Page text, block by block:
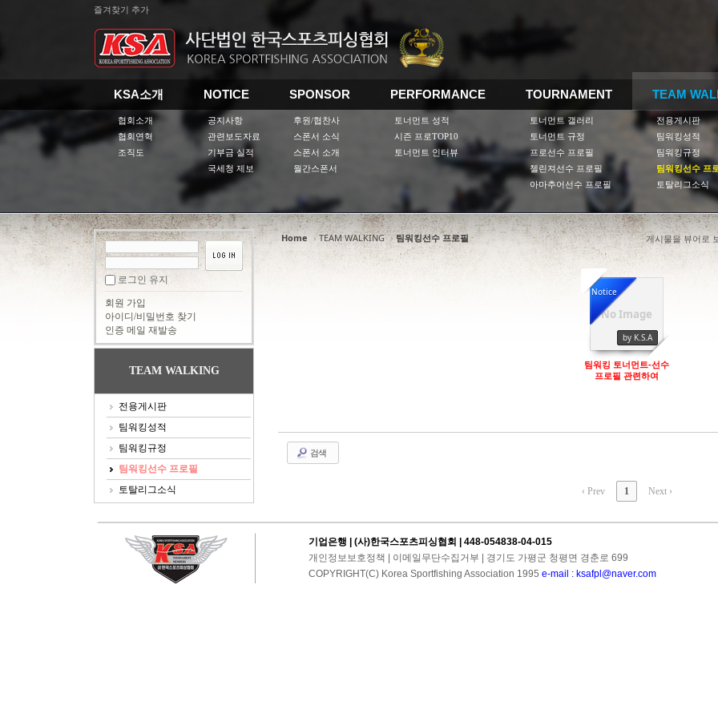
즐겨찾기 추가
KSA소개
협회소개
협회연혁
조직도
NOTICE
공지사항
관련보도자료
기부금 실적
국세청 제보
SPONSOR
후원/협찬사
스폰서 소식
스폰서 소개
월간스폰서
PERFORMANCE
토너먼트 성적
시즌 프로TOP10
토너먼트 인터뷰
TOURNAMENT
토너먼트 갤러리
토너먼트 규정
프로선수 프로필
첼린져선수 프로필
아마추어선수 프로필
TEAM
전용게시판
팀워킹성적
팀워킹규정
팀워킹선수 프
토탈리그소식
로그인 유지
회원 가입
아이디/비밀번호 찾기
인증 메일 재발송
TEAM WALKING
전용게시판
팀워킹성적
팀워킹규정
팀워킹선수 프로필
토탈리그소식
Home › TEAM WALKING › 팀워킹선수 프로필 게시물을 뷰어로
No Image
Notice
by K.S.A
팀워킹 토너먼트-선수
프로필 관련하여
검색
‹ Prev 1 Next ›
Sketchbook5, 스케치북5
Sketchbook5, 스케치북5
Sketchbook5, 스케치북5
Sketchbook5, 스케치북5
기업은행 | (사)한국스포츠피싱협회 | 448-054838-04-015
개인정보보호정책
이메일무단수집거부 | 경기도 가평군 청평면 경춘로 699
COPYRIGHT(C) Korea Sportfishing Association 1995 e-mail : ksafpl@naver.com